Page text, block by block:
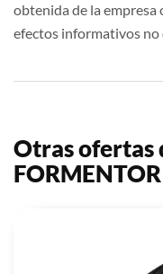
obtenida de la
efectos informativos no
Otras ofertas
FORMENTOR